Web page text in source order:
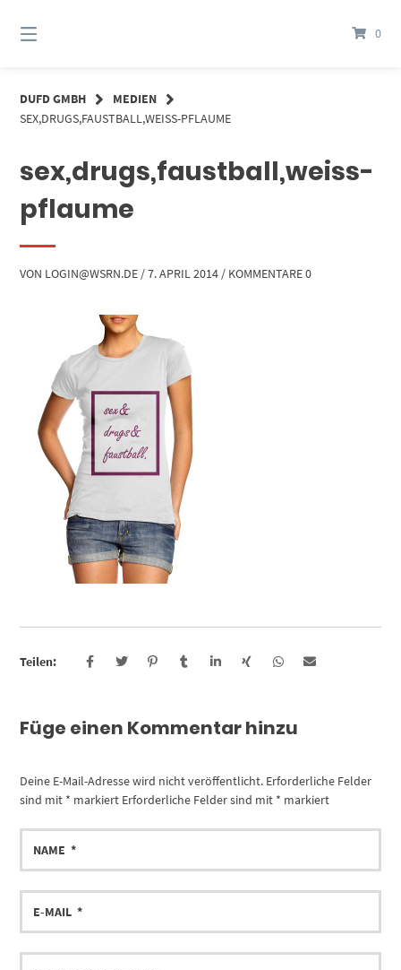
zum
Inhalt
0
DUFD GMBH
MEDIEN
SEX,DRUGS,FAUSTBALL,WEISS-PFLAUME
sex,drugs,faustball,weiss-
pflaume
VON LOGIN@WSRN.DE /7. APRIL 2014 / KOMMENTARE 0
Teilen:
Füge einen Kommentar hinzu
Deine E-Mail-Adresse wird nicht veröffentlicht. Erforderliche Felder
sind mit * markiert Erforderliche Felder sind mit * markiert